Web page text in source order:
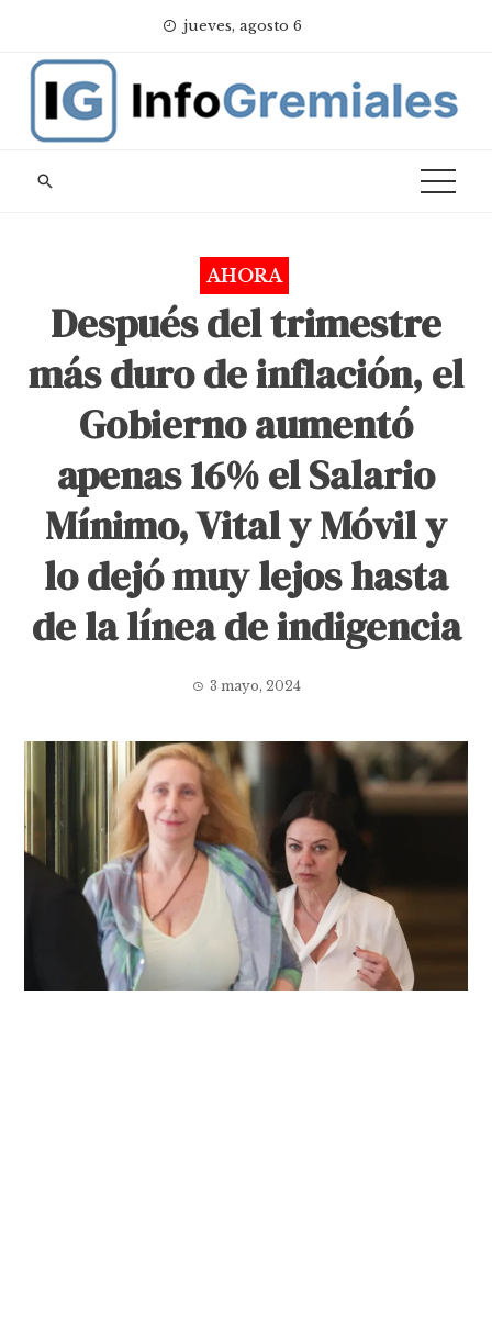
content
jueves, agosto 6
AHORA
Después del trimestre
más duro de inflación, el
Gobierno aumentó
apenas 16% el Salario
Mínimo, Vital y Móvil y
lo dejó muy lejos hasta
de la línea de indigencia
3 mayo, 2024